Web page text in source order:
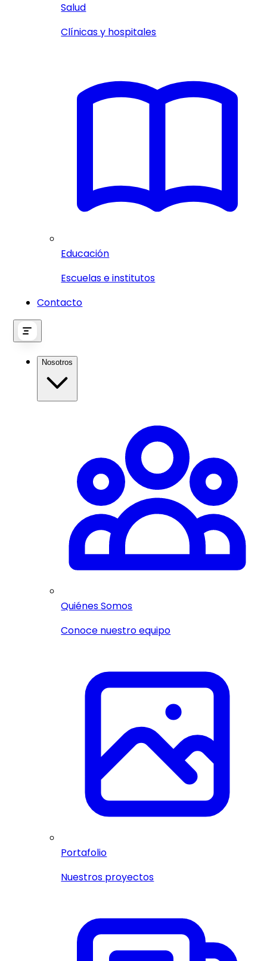
Salud
Clínicas y hospitales
Educación
Escuelas e institutos
Contacto
Nosotros
Quiénes Somos
Conoce nuestro equipo
Portafolio
Nuestros proyectos